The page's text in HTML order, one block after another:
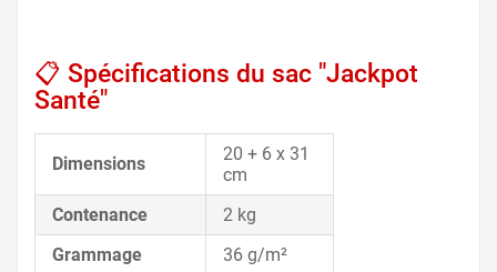
📋 Spécifications du sac "Jackpot
Santé"
Dimensions
20 + 6 x 31
cm
Contenance
2 kg
Grammage
36 g/m²